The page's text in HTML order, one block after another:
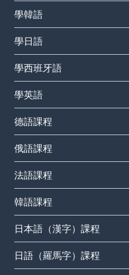
學韓語
學日語
學西班牙語
學英語
德語課程
俄語課程
法語課程
韓語課程
日本語（漢字）課程
日語（羅馬字）課程